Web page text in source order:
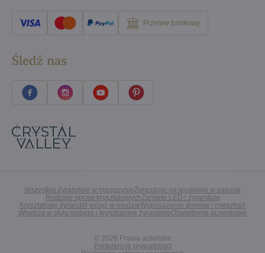
Przelew bankowy
Śledź nas
Wszystkie żyrandole w magazynieŻyrandole na wystawie w salonie
Rodzaje opraw kryształowychŻarówki LED i żyrandole
Kryształowy żyrandol wciąż w modzieWyposażenie domów i mieszkań
Wnętrza w stylu vintage i kryształowe żyrandoleOświetlenie łazienkowe
© 2026 Prawa autorskie
Preferencje prywatności